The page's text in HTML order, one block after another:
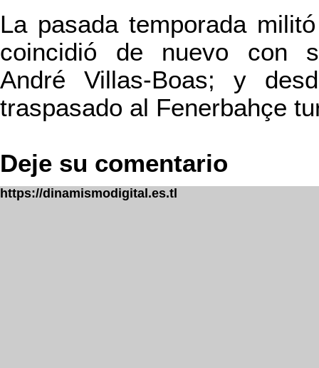
La pasada temporada
coincidió de nuevo con
André Villas-Boas; y
traspasado al Fenerbahçe
Deje su comentario
https://dinamismodigital.es.tl